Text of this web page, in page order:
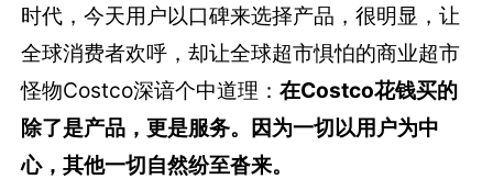
时代，今天用户以口碑来选择产品，很明显，让
全球消费者欢呼，却让全球超市惧怕的商业超市
怪物Costco深谙个中道理：在Costco花钱买的
除了是产品，更是服务。因为一切以用户为中
心，其他一切自然纷至沓来。